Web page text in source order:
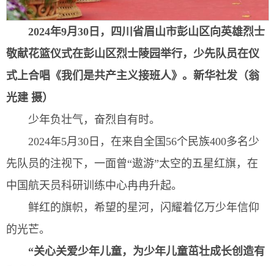
2024年9月30日，四川省眉山市彭山区向英雄烈士
敬献花篮仪式在彭山区烈士陵园举行，少先队员在仪
式上合唱《我们是共产主义接班人》。 新华社发（翁
光建 摄）
少年负壮气，奋烈自有时。
2024年5月30日，在来自全国56个民族400多名少
先队员的注视下，一面曾“遨游”太空的五星红旗，在
中国航天员科研训练中心冉冉升起。
鲜红的旗帜，希望的星河，闪耀着亿万少年信仰
的光芒。
“关心关爱少年儿童，为少年儿童茁壮成长创造有